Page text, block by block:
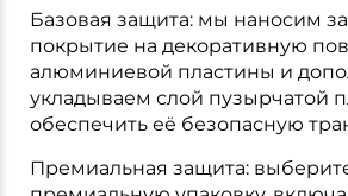
Базовая защита: мы наносим
покрытие на декоративную
алюминиевой пластины и
укладываем слой пузырчатой
обеспечить её безопасную
Премиальная защита: